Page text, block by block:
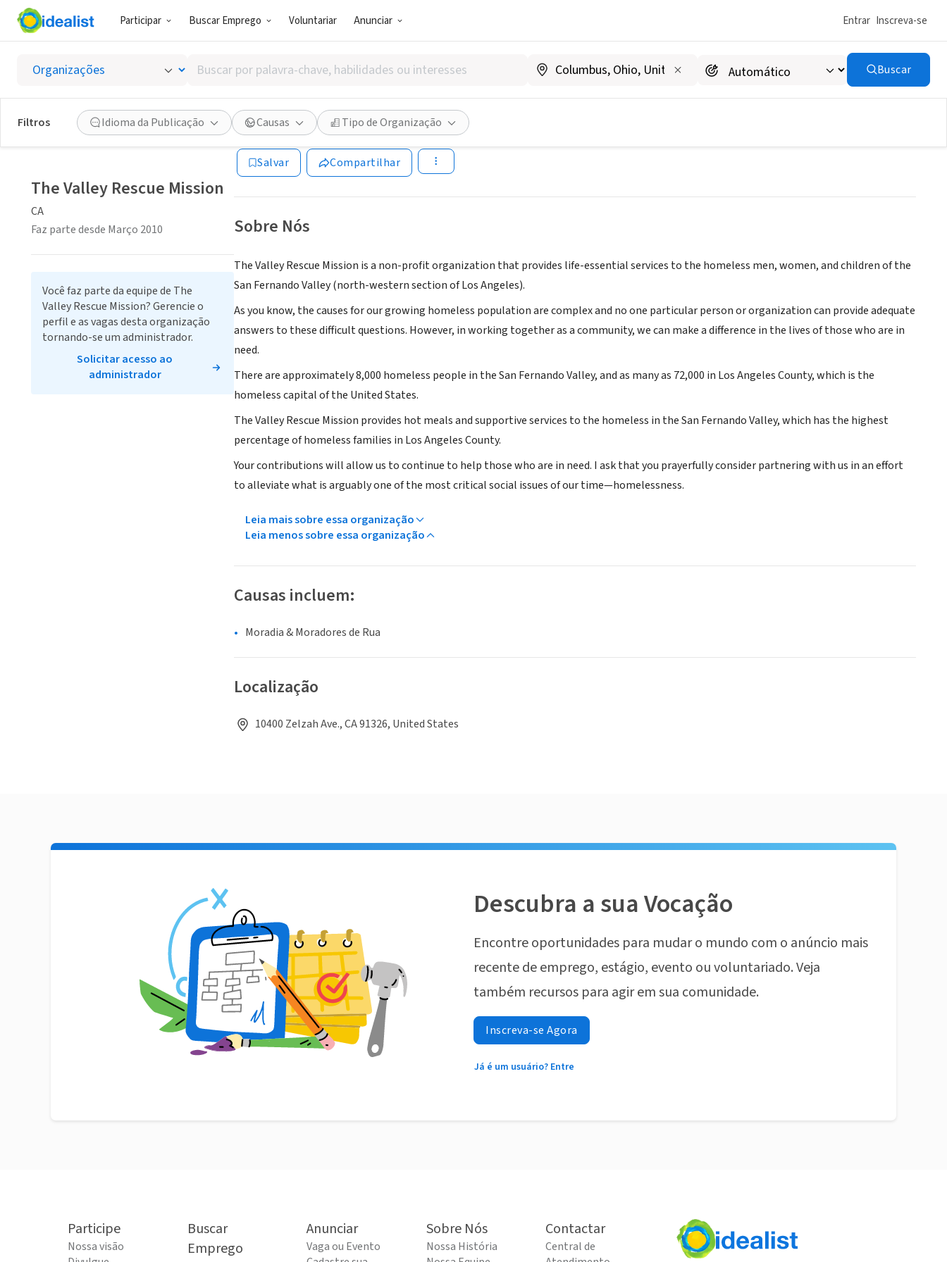
Participar Buscar Emprego Voluntariar Anunciar Entrar Inscreva-se
Buscar
por
palavra-
chave,
habilidades
ou
interesses
Buscar
Filtros Idioma da Publicação Causas Tipo de Organização
The Valley Rescue Mission
CA|thevalleyrescuemission.org/index.html
Salvar Compartilhar
Sobre Nós
The Valley Rescue Mission is a non-profit organization that provides life-essential services to the homeless men, women, and children of the
San Fernando Valley (north-western section of Los Angeles).
As you know, the causes for our growing homeless population are complex and no one particular person or organization can provide adequate
answers to these difficult questions. However, in working together as a community, we can make a difference in the lives of those who are in
need.
There are approximately 8,000 homeless people in the San Fernando Valley, and as many as 72,000 in Los Angeles County, which is the
homeless capital of the United States.
The Valley Rescue Mission provides hot meals and supportive services to the homeless in the San Fernando Valley, which has the highest
percentage of homeless families in Los Angeles County.
Your contributions will allow us to continue to help those who are in need. I ask that you prayerfully consider partnering with us in an effort
to alleviate what is arguably one of the most critical social issues of our time—homelessness.
Leia mais sobre essa organização
Leia menos sobre essa organização
Causas incluem:
Moradia & Moradores de Rua
Localização
10400 Zelzah Ave., CA 91326, United States
The Valley Rescue Mission
CA
Faz parte desde Março 2010
Você faz parte da equipe de The
Valley Rescue Mission? Gerencie o
perfil e as vagas desta organização
tornando-se um administrador.
Solicitar acesso ao
administrador
Descubra a sua Vocação
Encontre oportunidades para mudar o mundo com o anúncio mais
recente de emprego, estágio, evento ou voluntariado. Veja
também recursos para agir em sua comunidade.
Inscreva-se Agora
Já é um usuário? Entre
Participe
Nossa visão
Buscar
Emprego
Anunciar
Vaga ou Evento
Sobre Nós
Nossa História
Contactar
Central de